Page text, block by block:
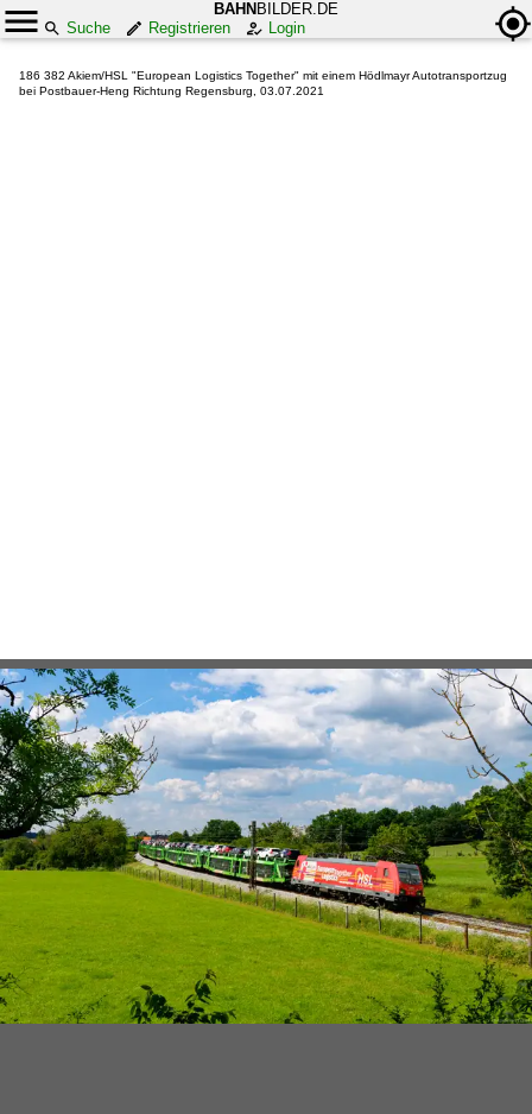
BAHN BILDER.DE
Suche
Registrieren Login
186 382 Akiem/HSL "European Logistics Together" mit einem Hödlmayr Autotransportzug
bei Postbauer-Heng Richtung Regensburg, 03.07.2021